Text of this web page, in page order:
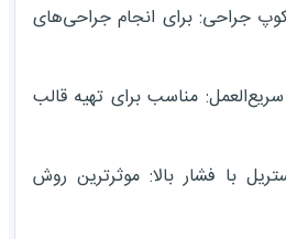
جراحی: برای انجام جراحی‌های
سریع‌العمل: مناسب برای تهیه قالب
با فشار بالا: موثرترین روش